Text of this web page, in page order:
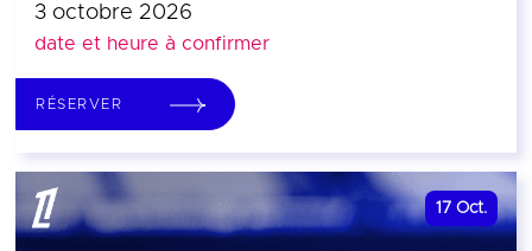
3 octobre 2026
date et heure à confirmer
RÉSERVER
17 Oct.